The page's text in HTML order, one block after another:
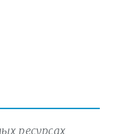
ресурсах